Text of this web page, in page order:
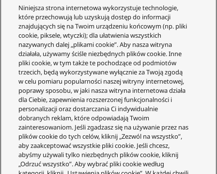
Gramofon z napędem
bezpośrednim SL-
1200M7B
Niniejsza strona internetowa wykorzystuje technologie,
które przechowują lub uzyskują dostęp do informacji
znajdujących się na Twoim urządzeniu końcowym (np. pliki
cookie, piksele, wtyczki); dla ułatwienia wszystkich
nazywanych dalej „plikami cookie”. Aby nasza witryna
działała, używamy ściśle niezbędnych plików cookie. Inne
pliki cookie, w tym także te pochodzące od podmiotów
trzecich, będą wykorzystywane wyłącznie za Twoją zgodą
w celu pomiaru popularności naszej witryny internetowej,
poprawy sposobu, w jaki nasza witryna internetowa działa
dla Ciebie, zapewnienia rozszerzonej funkcjonalności i
personalizacji oraz dostarczania Ci indywidualnie
dobranych reklam, które odpowiadają Twoim
zainteresowaniom. Jeśli zgadzasz się na używanie przez nas
plików cookie do tych celów, kliknij „Zezwól na wszystko”,
aby zaakceptować wszystkie pliki cookie. Jeśli chcesz,
abyśmy używali tylko niezbędnych plików cookie, kliknij
„Odrzuć wszystko”. Aby wybrać pliki cookie według